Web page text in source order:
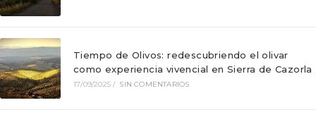
Tiempo de Olivos: redescubriendo el olivar
como experiencia vivencial en Sierra de Cazorla
17/09/2025 / SIN COMENTARIOS